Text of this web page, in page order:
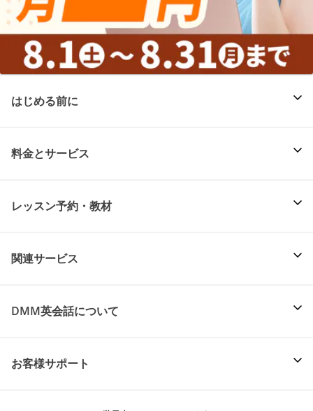
はじめる前に
料金とサービス
レッスン予約・教材
関連サービス
DMM英会話について
お客様サポート